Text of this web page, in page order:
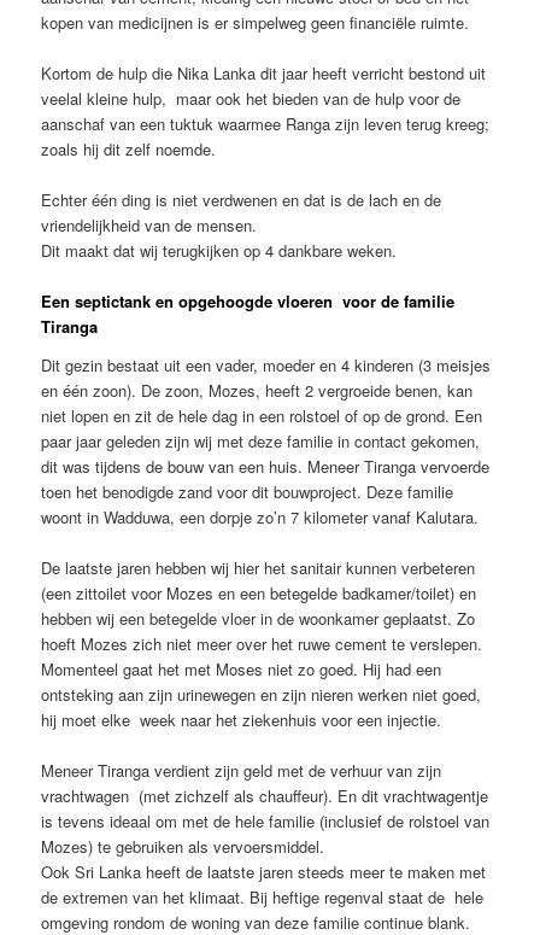
kopen van medicijnen is er simpelweg geen financiële ruimte.
Kortom de hulp die Nika Lanka dit jaar heeft verricht bestond uit
veelal kleine hulp, maar ook het bieden van de hulp voor de
aanschaf van een tuktuk waarmee Ranga zijn leven terug kreeg;
zoals hij dit zelf noemde.
Echter één ding is niet verdwenen en dat is de lach en de
vriendelijkheid van de mensen.
Dit maakt dat wij terugkijken op 4 dankbare weken.
Een septictank en opgehoogde vloeren voor de familie
Tiranga
Dit gezin bestaat uit een vader, moeder en 4 kinderen (3 meisjes
en één zoon). De zoon, Mozes, heeft 2 vergroeide benen, kan
niet lopen en zit de hele dag in een rolstoel of op de grond. Een
paar jaar geleden zijn wij met deze familie in contact gekomen,
dit was tijdens de bouw van een huis. Meneer Tiranga vervoerde
toen het benodigde zand voor dit bouwproject. Deze familie
woont in Wadduwa, een dorpje zo’n 7 kilometer vanaf Kalutara.
De laatste jaren hebben wij hier het sanitair kunnen verbeteren
(een zittoilet voor Mozes en een betegelde badkamer/toilet) en
hebben wij een betegelde vloer in de woonkamer geplaatst. Zo
hoeft Mozes zich niet meer over het ruwe cement te verslepen.
Momenteel gaat het met Moses niet zo goed. Hij had een
ontsteking aan zijn urinewegen en zijn nieren werken niet goed,
hij moet elke week naar het ziekenhuis voor een injectie.
Meneer Tiranga verdient zijn geld met de verhuur van zijn
vrachtwagen (met zichzelf als chauffeur). En dit vrachtwagentje
is tevens ideaal om met de hele familie (inclusief de rolstoel van
Mozes) te gebruiken als vervoersmiddel.
Ook Sri Lanka heeft de laatste jaren steeds meer te maken met
de extremen van het klimaat. Bij heftige regenval staat de hele
omgeving rondom de woning van deze familie continue blank.